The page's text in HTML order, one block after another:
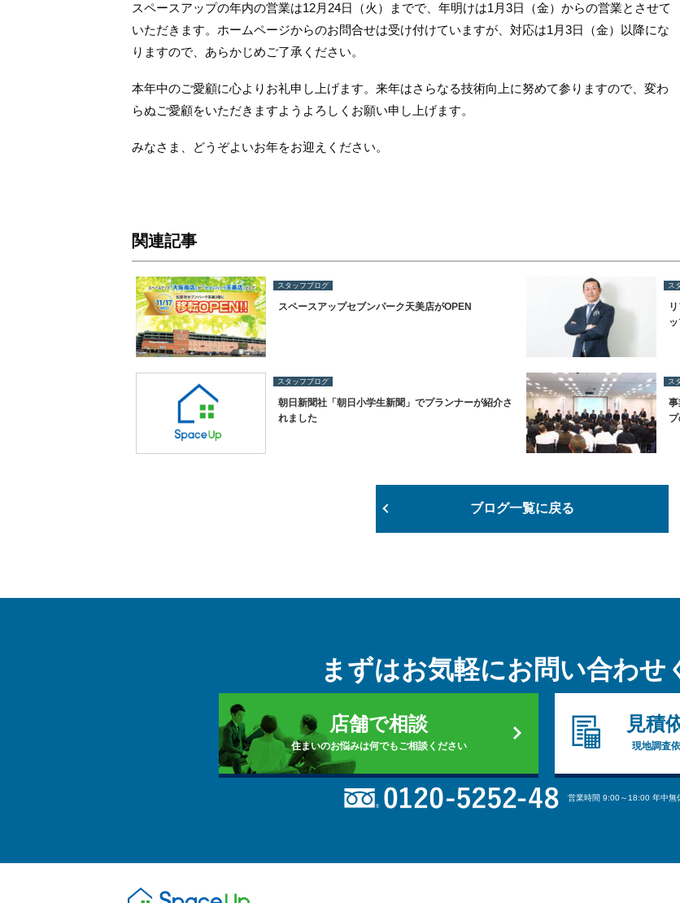
スペースアップの年内の営業は12月24日（火）までで、年明けは1月3日（金）からの営業とさせて
いただきます。ホームページからのお問合せは受け付けていますが、対応は1月3日（金）以降にな
りますので、あらかじめご了承ください。
本年中のご愛顧に心よりお礼申し上げます。来年はさらなる技術向上に努めて参りますので、変わ
らぬご愛顧をいただきますようよろしくお願い申し上げます。
みなさま、どうぞよいお年をお迎えください。
関連記事
スタッフブログ
スペースアップセブンパーク天美店がOPEN
ス
スタッフブログ
朝日新聞社「朝日小学生新聞」でプランナーが紹介さ
れました
ス
ブログ一覧に戻る
まずはお気軽にお問い合わせ
店舗で相談
住まいのお悩みは何でもご相談ください
見積
現地調査
営業時間 9:00～18:00 年中無